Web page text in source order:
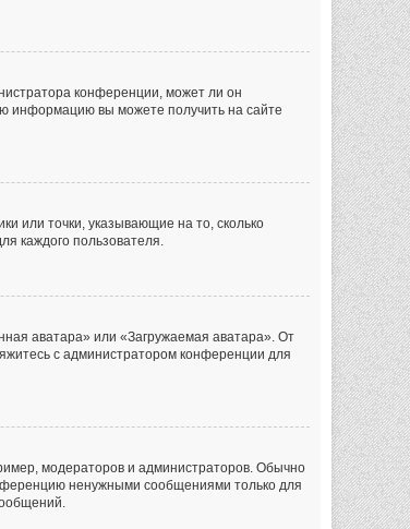
конференции, может ли он
информацию вы можете получить на сайте
или точки, указывающие на то, сколько
каждого пользователя.
аватара» или «Загружаемая аватара». От
с администратором конференции для
модераторов и администраторов. Обычно
ненужными сообщениями только для